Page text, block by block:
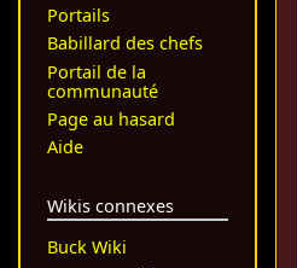
Portails
Babillard des chefs
Portail de la
communauté
Page au hasard
Aide
Wikis connexes
Buck Wiki